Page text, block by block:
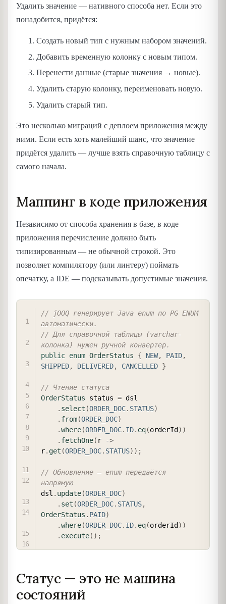
Удалить значение — нативного способа нет. Если это
понадобится, придётся:
Создать новый тип с нужным набором значений.
Добавить временную колонку с новым типом.
Перенести данные (старые значения → новые).
Удалить старую колонку, переименовать новую.
Удалить старый тип.
Это несколько миграций с деплоем приложения между
ними. Если есть хоть малейший шанс, что значение
придётся удалить — лучше взять справочную таблицу с
самого начала.
Маппинг в коде приложения
Независимо от способа хранения в базе, в коде
приложения перечисление должно быть
типизированным — не обычной строкой. Это
позволяет компилятору (или линтеру) поймать
опечатку, а IDE — подсказывать допустимые значения.
// jOOQ генерирует Java enum по PG ENUM
автоматически.
// Для справочной таблицы (varchar-
колонка) нужен ручной конвертер.
public enum OrderStatus { NEW, PAID,
SHIPPED, DELIVERED, CANCELLED }
// Чтение статуса
OrderStatus status = dsl
. select (ORDER_DOC. STATUS)
. from(ORDER_DOC)
.where(ORDER_DOC. ID. eq(orderId ) )
. fetchOne( r
->
r. get (ORDER_DOC. STATUS) ) ;
// Обновление — enum передаётся
напрямую
dsl . update(ORDER_DOC)
. set (ORDER_DOC. STATUS,
OrderStatus . PAID)
.where(ORDER_DOC. ID. eq(orderId ) )
. execute( ) ;
Статус — это не машина
состояний